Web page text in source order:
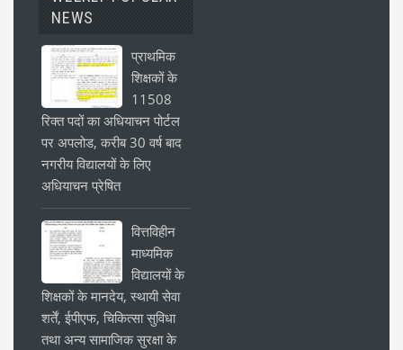
NEWS
प्राथमिक
शिक्षकों के
11508
रिक्त पदों का अधियाचन पोर्टल
पर अपलोड, करीब 30 वर्ष बाद
नगरीय विद्यालयों के लिए
अधियाचन प्रेषित
वित्तविहीन
माध्यमिक
विद्यालयों के
शिक्षकों के मानदेय, स्थायी सेवा
शर्तें, ईपीएफ, चिकित्सा सुविधा
तथा अन्य सामाजिक सुरक्षा के